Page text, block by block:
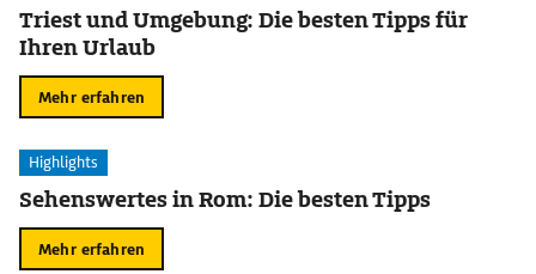
Triest und Umgebung: Die besten Tipps für
Ihren Urlaub
Mehr erfahren
Highlights
Sehenswertes in Rom: Die besten Tipps
Mehr erfahren